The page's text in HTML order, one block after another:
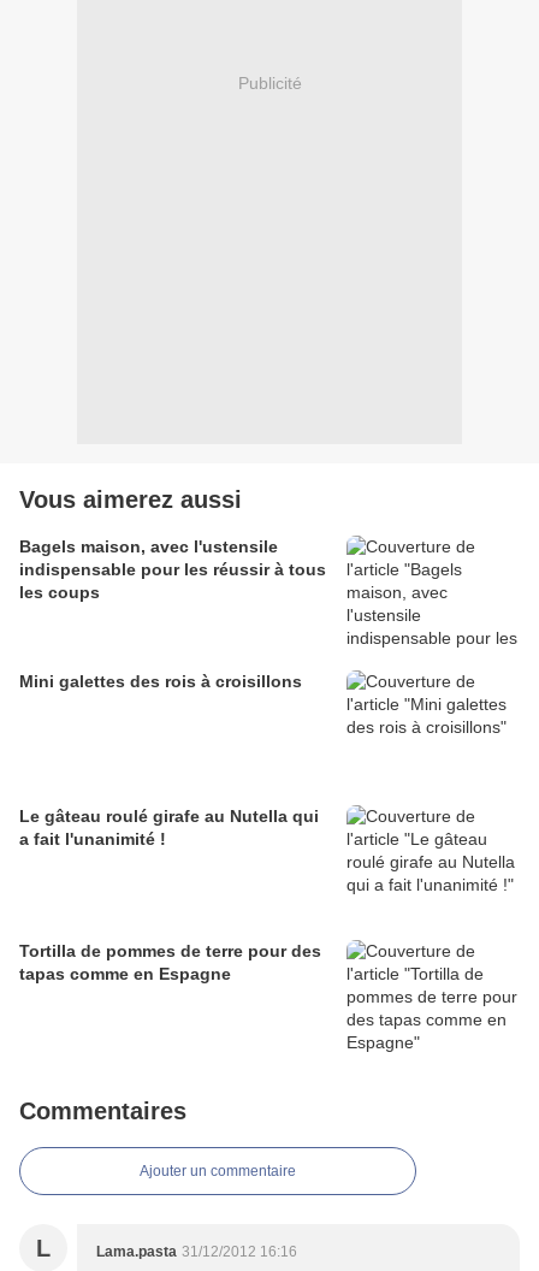
Publicité
Vous aimerez aussi
Bagels maison, avec l'ustensile
indispensable pour les réussir à tous
les coups
Mini galettes des rois à croisillons
Le gâteau roulé girafe au Nutella qui
a fait l'unanimité !
Tortilla de pommes de terre pour des
tapas comme en Espagne
Commentaires
Ajouter un commentaire
L Lama.pasta 31/12/2012 16:16